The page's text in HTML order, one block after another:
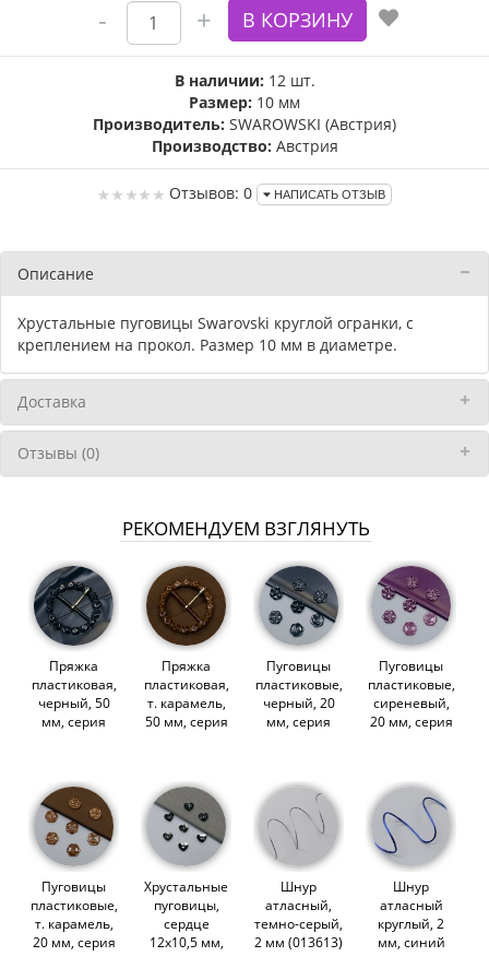
В наличии: 12 шт.
Размер: 10 мм
Производитель: SWAROWSKI (Австрия)
Производство: Австрия
Отзывов: 0 НАПИСАТЬ ОТЗЫВ
Описание
Хрустальные пуговицы Swarovski круглой огранки, с
креплением на прокол. Размер 10 мм в диаметре.
Доставка
Отзывы (0)
РЕКОМЕНДУЕМ ВЗГЛЯНУТЬ
Пряжка
пластиковая,
черный, 50
мм, серия
Пряжка
пластиковая,
т. карамель,
50 мм, серия
Пуговицы
пластиковые,
черный, 20
мм, серия
Пуговицы
пластиковые,
сиреневый,
20 мм, серия
Пуговицы
пластиковые,
т. карамель,
20 мм, серия
Хрустальные
пуговицы,
сердце
12х10,5 мм,
Шнур
атласный,
темно-серый,
2 мм (013613)
Шнур
атласный
круглый, 2
мм, синий